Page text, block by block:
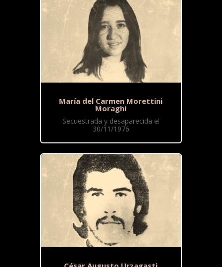
María del Carmen Morettini
Moraghi
Secuestrada y desaparecida el
30/11/1976